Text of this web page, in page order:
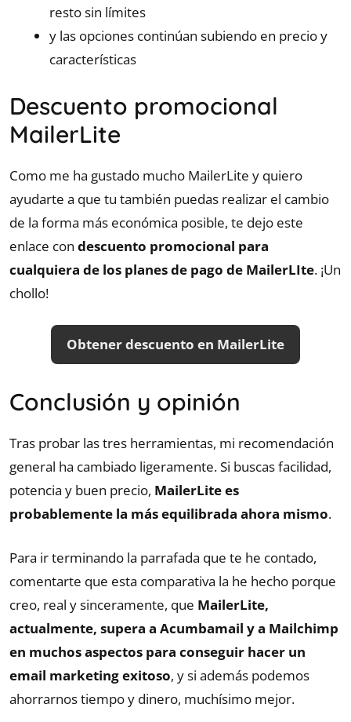
resto sin límites
y las opciones continúan subiendo en precio y
características
Descuento promocional
MailerLite
Como me ha gustado mucho MailerLite y quiero
ayudarte a que tu también puedas realizar el cambio
de la forma más económica posible, te dejo este
enlace con descuento promocional para
cualquiera de los planes de pago de MailerLIte. ¡Un
chollo!
Obtener descuento en MailerLite
Conclusión y opinión
Tras probar las tres herramientas, mi recomendación
general ha cambiado ligeramente. Si buscas facilidad,
potencia y buen precio, MailerLite es
probablemente la más equilibrada ahora mismo.
Para ir terminando la parrafada que te he contado,
comentarte que esta comparativa la he hecho porque
creo, real y sinceramente, que MailerLite,
actualmente, supera a Acumbamail y a Mailchimp
en muchos aspectos para conseguir hacer un
email marketing exitoso, y si además podemos
ahorrarnos tiempo y dinero, muchísimo mejor.